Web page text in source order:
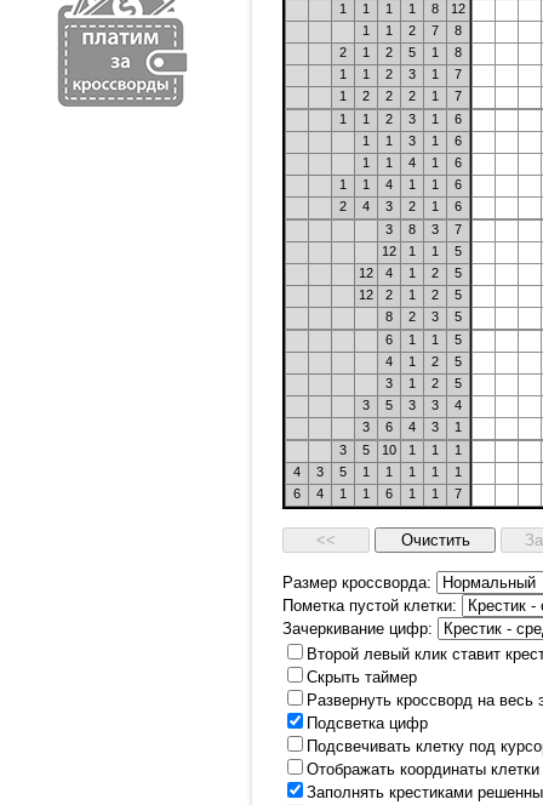
1
1 1 1 8
12
1
1 2 7
8
2
1 2 5 1
8
1
1 2 3 1
7
1
2 2 2 1
7
1
1 2 3 1
6
1
1 3 1
6
1
1 4 1
6
1
1 4 1 1
6
2
4 3 2 1
6
3
8 3
7
12
1 1
5
12
4 1 2
5
12
2 1 2
5
8
2 3
5
6
1 1
5
4
1 2
5
3
1 2
5
3
5 3 3
4
3
6 4 3
1
3
5 10 1 1
1
4
3 5 1 1 1 1
1
6
4 1 1 6 1 1 7
Размер кроссворда:
Пометка пустой клетки:
Зачеркивание цифр:
Второй левый клик ставит
Скрыть таймер
Развернуть кроссворд на
Подсветка цифр
Подсвечивать клетку под
Отображать координаты
Заполнять крестиками